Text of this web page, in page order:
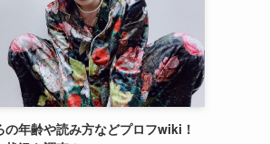
の年齢や読み方などプロフwiki！